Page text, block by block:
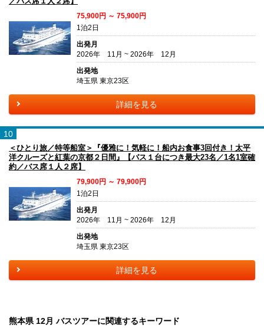
75,900円 ～ 75,900円
1泊2日
出発月
2026年 11月 ~ 2026年 12月
出発地
埼玉県 東京23区
詳細を見る
10
＜ひとり旅／特等船室＞『優雅に！気軽に！船内お食事3回付き！太平
洋クルーズと紅葉の京都２日間』【バス１台につき最大23名／1名1室確
約／バス席１人２席】
79,900円 ～ 79,900円
1泊2日
出発月
2026年 11月 ~ 2026年 12月
出発地
埼玉県 東京23区
詳細を見る
熊本県 12月 バスツアーに関連するキーワード